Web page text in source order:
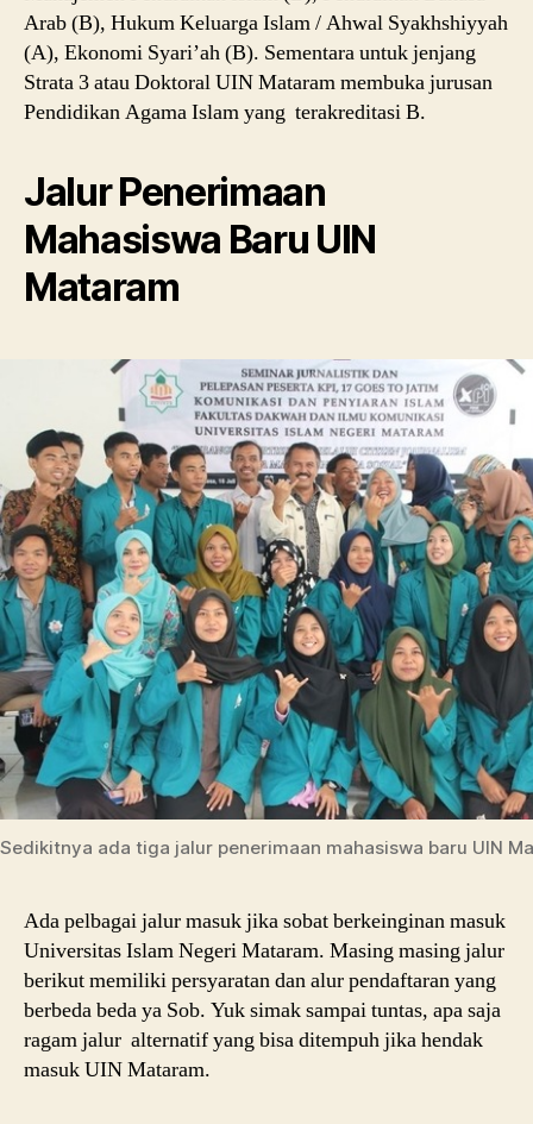
Arab (B), Hukum Keluarga Islam / Ahwal Syakhshiyyah
(A), Ekonomi Syari’ah (B). Sementara untuk jenjang
Strata 3 atau Doktoral UIN Mataram membuka jurusan
Pendidikan Agama Islam yang terakreditasi B.
Jalur Penerimaan
Mahasiswa Baru UIN
Mataram
Sedikitnya ada tiga jalur penerimaan mahasiswa baru UIN
Ada pelbagai jalur masuk jika sobat berkeinginan masuk
Universitas Islam Negeri Mataram. Masing masing jalur
berikut memiliki persyaratan dan alur pendaftaran yang
berbeda beda ya Sob. Yuk simak sampai tuntas, apa saja
ragam jalur alternatif yang bisa ditempuh jika hendak
masuk UIN Mataram.